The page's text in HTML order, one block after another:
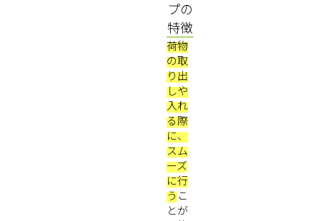
プの
特徴
荷物
の取
り出
しや
入れ
る際
に、
スム
ーズ
に行
うこ
とが